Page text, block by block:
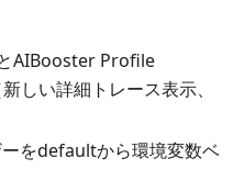
AIBooster Profile
しい詳細トレース表示、
をdefaultから環境変数ベ